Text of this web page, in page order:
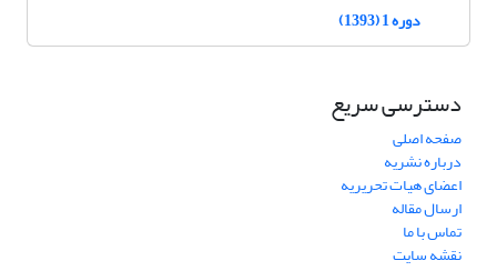
دوره 1 (1393)
دسترسی سریع
صفحه اصلی
درباره نشریه
اعضای هیات تحریریه
ارسال مقاله
تماس با ما
نقشه سایت